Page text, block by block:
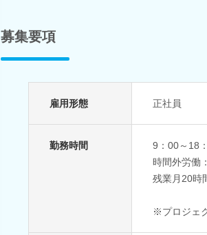
募集要項
雇用形態 正社員
勤務時間
9：00～18
時間外労働
残業月20時
※プロジェ